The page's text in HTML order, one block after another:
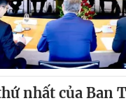
nhất của Ban